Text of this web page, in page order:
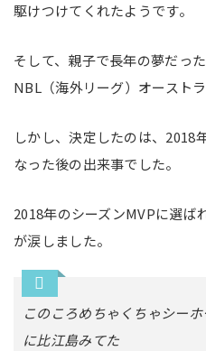
駆けつけてくれたようです。
そして、親子で長年の夢だっ
NBL（海外リーグ）オースト
しかし、決定したのは、2018
なった後の出来事でした。
2018年のシーズンMVPに選ば
が涙しました。
このころめちゃくちゃシー
に比江島みてた